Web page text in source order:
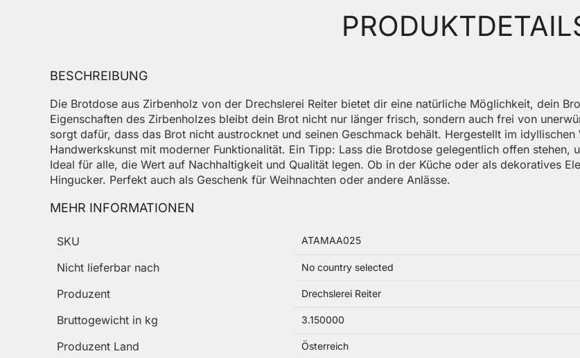
BESCHREIBUNG
Die Brotdose aus Zirbenholz von der Drechslerei Reiter bietet dir eine natürliche Möglichkeit, dein
Eigenschaften des Zirbenholzes bleibt dein Brot nicht nur länger frisch, sondern auch frei von
sorgt dafür, dass das Brot nicht austrocknet und seinen Geschmack behält. Hergestellt im
Handwerkskunst mit moderner Funktionalität. Ein Tipp: Lass die Brotdose gelegentlich offen stehen,
Ideal für alle, die Wert auf Nachhaltigkeit und Qualität legen. Ob in der Küche oder als dekoratives
Hingucker. Perfekt auch als Geschenk für Weihnachten oder andere Anlässe.
MEHR INFORMATIONEN
Mehr Informationen
SKU ATAMAA025
Nicht lieferbar nach No country selected
Produzent Drechslerei Reiter
Bruttogewicht in kg 3.150000
Produzent Land Österreich